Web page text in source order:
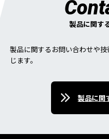
製品に関す
製品に関するお問い合わせや
じます。
製品に関